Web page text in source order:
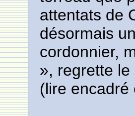
attentats de
désormais
cordonnier,
», regrette le
(lire encadré